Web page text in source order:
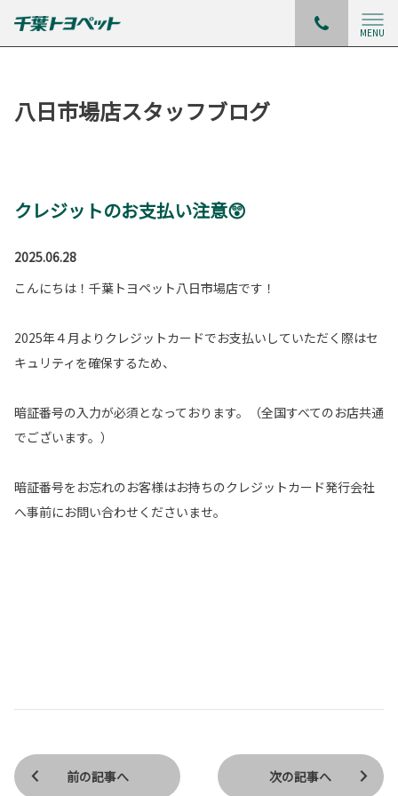
MENU
八日市場店スタッフブログ
クレジットのお支払い注意😲
2025.06.28
こんにちは！千葉トヨペット八日市場店です！
2025年４月よりクレジットカードでお支払いしていただく際はセ
キュリティを確保するため、
暗証番号の入力が必須となっております。（全国すべてのお店共通
でございます。）
暗証番号をお忘れのお客様はお持ちのクレジットカード発行会社
へ事前にお問い合わせくださいませ。
前の記事へ 次の記事へ